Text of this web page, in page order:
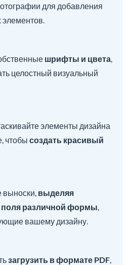
для добавления
шрифты и цвета
целостный визуальный
элементы дизайна
чтобы создать красивый
выделяя
поля различной формы
вашему дизайну.
загрузить в формате PDF